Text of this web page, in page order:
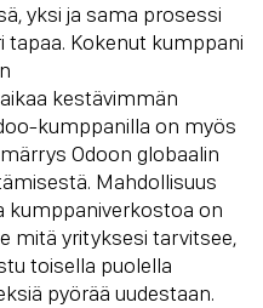
yksi ja sama prosessi
Kokenut kumppani
kestävimmän
kumppanilla on myös
Odoon globaalin
Mahdollisuus
kumppaniverkostoa on
mitä yrityksesi tarvitsee,
toisella puolella
pyörää uudestaan.